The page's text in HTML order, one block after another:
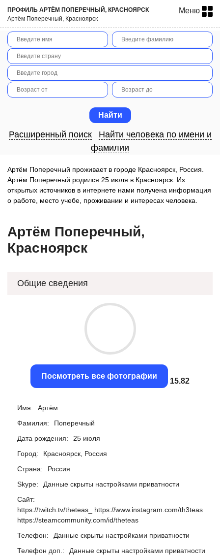
ПРОФИЛЬ АРТЁМ ПОПЕРЕЧНЫЙ, КРАСНОЯРСК
Артём Поперечный, Красноярск
Меню
Расширенный поиск
Найти человека по имени и
фамилии
Артём Поперечный проживает в городе Красноярск, Россия.
Артём Поперечный родился 25 июля в Красноярск. Из
открытых источников в интернете нами получена информация
о работе, место учебе, проживании и интересах человека.
Артём Поперечный,
Красноярск
Общие сведения
Посмотреть все фотографии
15.52
Имя:
Артём
Фамилия:
Поперечный
Дата рождения:
25 июля
Город:
Красноярск, Россия
Страна:
Россия
Skype:
Данные скрыты настройками приватности
Сайт:
https://twitch.tv/theteas_ https://www.instagram.com/th3teas
https://steamcommunity.com/id/theteas
Телефон:
Данные скрыты настройками приватности
Телефон доп.:
Данные скрыты настройками приватности